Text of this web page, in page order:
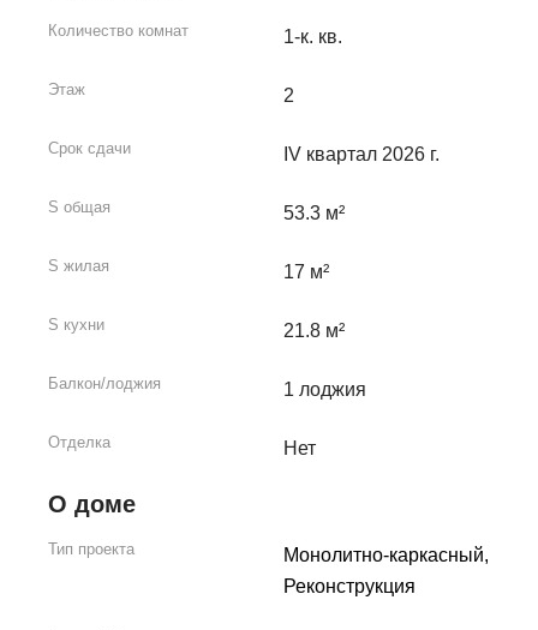
Количество комнат 1-к. кв.
Этаж 2
Срок сдачи IV квартал 2026 г.
S общая 53.3 м²
S жилая 17 м²
S кухни 21.8 м²
Балкон/лоджия 1 лоджия
Отделка Нет
О доме
Тип проекта
Монолитно-каркасный,
Реконструкция